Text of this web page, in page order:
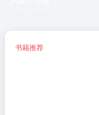
书籍推荐